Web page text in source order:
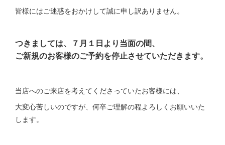
皆様にはご迷惑をおかけして誠に申し訳ありません。
つきましては、７月１日より当面の間、
ご新規のお客様のご予約を停止させていただきます。
当店へのご来店を考えてくださっていたお客様には、
大変心苦しいのですが、何卒ご理解の程よろしくお願いいた
します。